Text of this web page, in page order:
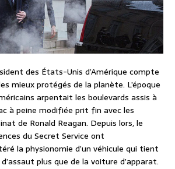
des États-Unis d’Amérique compte
mieux protégés de la planète. L’époque
arpentait les boulevards assis à
à peine modifiée prit fin avec les
de Ronald Reagan. Depuis lors, le
du Secret Service ont
la physionomie d’un véhicule qui tient
plus que de la voiture d’apparat.